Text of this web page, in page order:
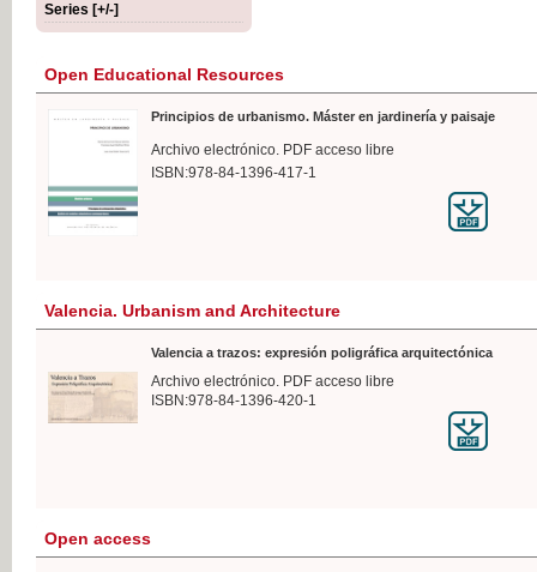
Series [+/-]
Open Educational Resources
Principios de urbanismo. Máster en jardinería y paisaje
Archivo electrónico. PDF acceso libre
ISBN:978-84-1396-417-1
Valencia. Urbanism and Architecture
Valencia a trazos: expresión poligráfica arquitectónica
Archivo electrónico. PDF acceso libre
ISBN:978-84-1396-420-1
Open access